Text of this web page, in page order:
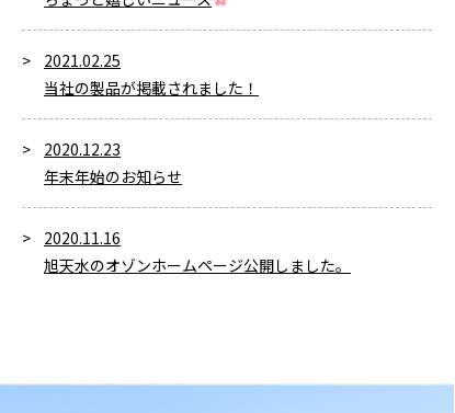
2021.02.25
当社の製品が掲載されました！
2020.12.23
年末年始のお知らせ
2020.11.16
旭天水のオゾンホームページ公開しました。